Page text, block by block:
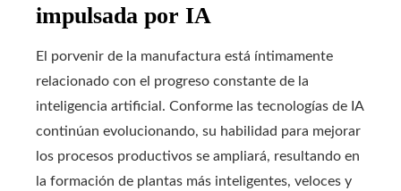
impulsada por IA
El porvenir de la manufactura está íntimamente
relacionado con el progreso constante de la
inteligencia artificial. Conforme las tecnologías de IA
continúan evolucionando, su habilidad para mejorar
los procesos productivos se ampliará, resultando en
la formación de plantas más inteligentes, veloces y